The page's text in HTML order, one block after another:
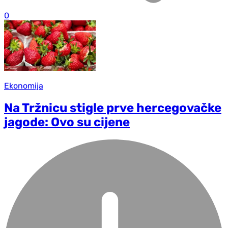
0
Ekonomija
Na Tržnicu stigle prve hercegovačke
jagode: Ovo su cijene